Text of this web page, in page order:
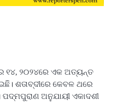
୧୪, ୨୦୨୪ରେ ଏକ ଅତ୍ୟନ୍ତ
ଶତାବ୍ଦୀରେ କେବଳ ଥରେ
ଅନୁଯାୟୀ ଏକାଦଶୀ